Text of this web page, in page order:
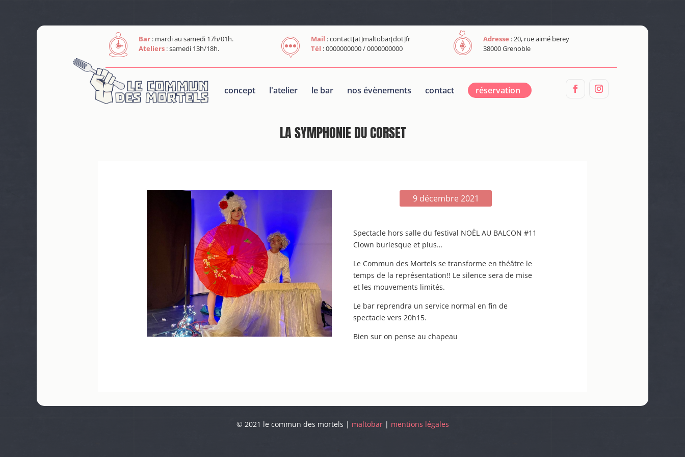
Bar : mardi au samedi 17h/01h.
Ateliers : samedi 13h/18h.
Mail : contact[at]maltobar[dot]fr
Tél : 0000000000 / 0000000000
Adresse : 20, rue aimé berey
38000 Grenoble
concept l'atelier le bar nos évènements contact réservation
LA SYMPHONIE DU CORSET
9 décembre 2021
Spectacle hors salle du festival NOËL AU BALCON #11
Clown burlesque et plus…
Le Commun des Mortels se transforme en théâtre le
temps de la représentation!! Le silence sera de mise
et les mouvements limités.
Le bar reprendra un service normal en fin de
spectacle vers 20h15.
Bien sur on pense au chapeau
© 2021 le commun des mortels | maltobar| mentions légales